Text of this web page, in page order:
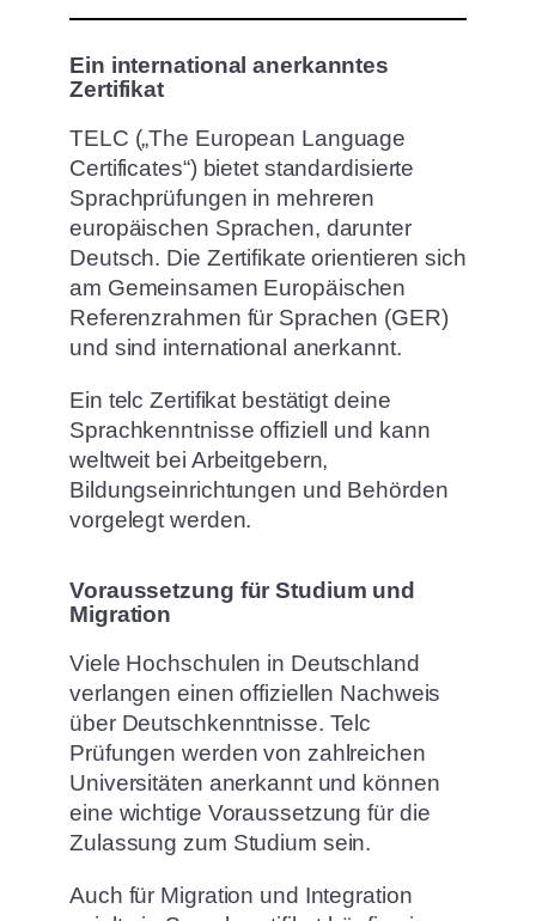
Ein international anerkanntes
Zertifikat
TELC („The European Language
Certificates“) bietet standardisierte
Sprachprüfungen in mehreren
europäischen Sprachen, darunter
Deutsch. Die Zertifikate orientieren sich
am Gemeinsamen Europäischen
Referenzrahmen für Sprachen (GER)
und sind international anerkannt.
Ein telc Zertifikat bestätigt deine
Sprachkenntnisse offiziell und kann
weltweit bei Arbeitgebern,
Bildungseinrichtungen und Behörden
vorgelegt werden.
Voraussetzung für Studium und
Migration
Viele Hochschulen in Deutschland
verlangen einen offiziellen Nachweis
über Deutschkenntnisse. Telc
Prüfungen werden von zahlreichen
Universitäten anerkannt und können
eine wichtige Voraussetzung für die
Zulassung zum Studium sein.
Auch für Migration und Integration